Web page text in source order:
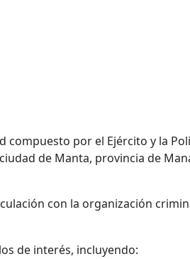
por el Ejército y la
de Manta, provincia de
con la organización
de interés, incluyendo: